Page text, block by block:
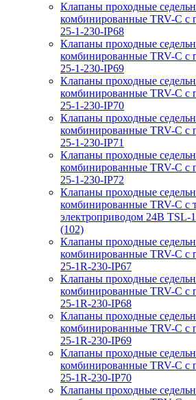
Клапаны проходные
комбинированные TRV-С с
25-1-230-IP68
Клапаны проходные
комбинированные TRV-С с
25-1-230-IP69
Клапаны проходные
комбинированные TRV-С с
25-1-230-IP70
Клапаны проходные
комбинированные TRV-С с
25-1-230-IP71
Клапаны проходные
комбинированные TRV-С с
25-1-230-IP72
Клапаны проходные
комбинированные TRV-С с
электроприводом 24В TSL-
(102)
Клапаны проходные
комбинированные TRV-С с
25-1R-230-IP67
Клапаны проходные
комбинированные TRV-С с
25-1R-230-IP68
Клапаны проходные
комбинированные TRV-С с
25-1R-230-IP69
Клапаны проходные
комбинированные TRV-С с
25-1R-230-IP70
Клапаны проходные